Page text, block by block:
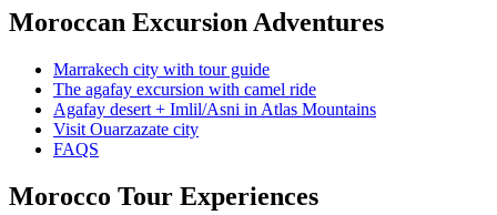
Moroccan Excursion Adventures
Marrakech city with tour guide
The agafay excursion with camel ride
Agafay desert + Imlil/Asni in Atlas Mountains
Visit Ouarzazate city
FAQS
Morocco Tour Experiences